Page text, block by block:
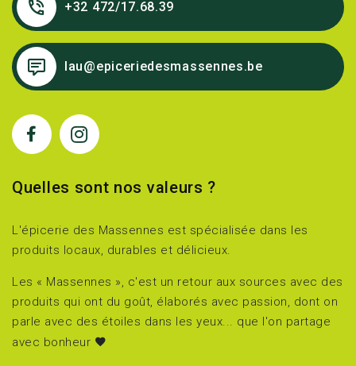
+32 472/17.68.39
lau@epiceriedesmassennes.be
Quelles sont nos valeurs ?
L'épicerie des Massennes est spécialisée dans les
produits locaux, durables et délicieux.
Les « Massennes », c'est un retour aux sources avec des
produits qui ont du goût, élaborés avec passion, dont on
parle avec des étoiles dans les yeux... que l'on partage
avec bonheur